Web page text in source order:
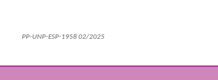
PP-UNP-ESP-1958 02/2025